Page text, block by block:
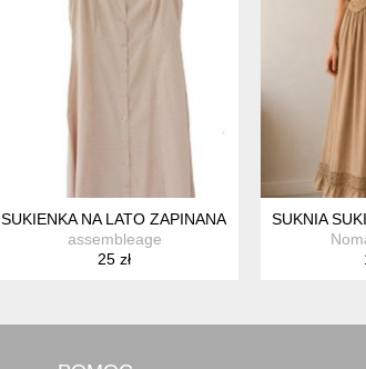
SUKIENKA NA LATO ZAPINANA NA GUZIKI
assembleage
25 zł
SUKNIA